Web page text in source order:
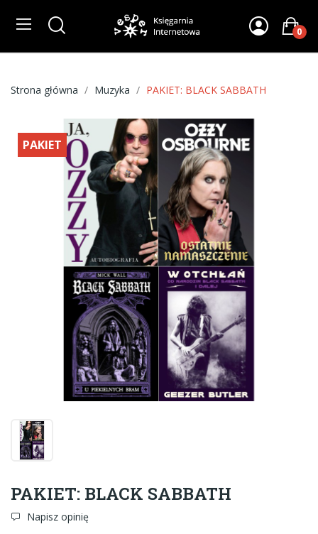
0
Strona główna Muzyka PAKIET: BLACK SABBATH
PAKIET
PAKIET: BLACK SABBATH
Napisz opinię